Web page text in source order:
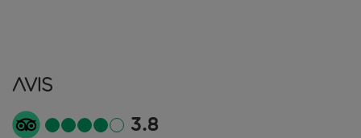
Avis
3.8